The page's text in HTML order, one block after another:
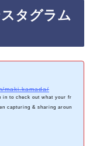
タグラム
maki.kamada/
in to check out what your fr
capturing & sharing aroun